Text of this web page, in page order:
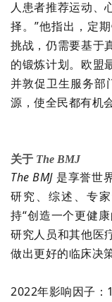
人患者推荐运动、
择。”他指出，定
挑战，仍需要基于
的锻炼计划。欧盟
并敦促卫生服务部
源，使全民都有机
关于 The BMJ
The BMJ 是享誉世
研究、综述、专
持“创造一个更健康
研究人员和其他医
做出更好的临床决
2022年影响因子：